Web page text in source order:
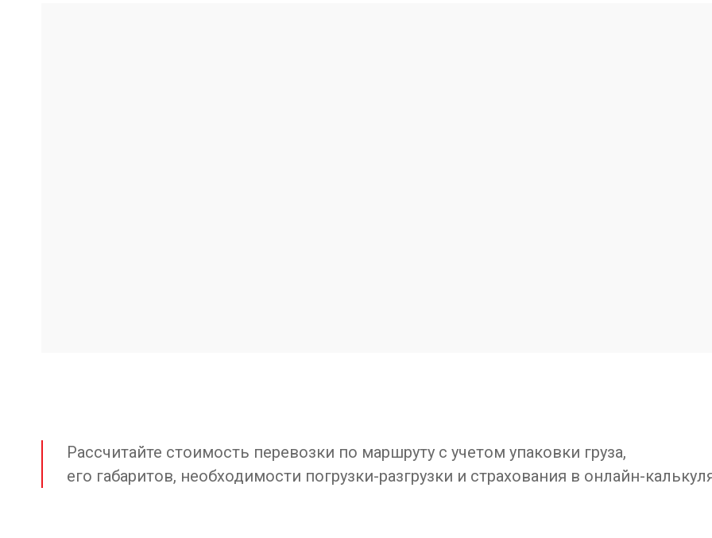
Рассчитайте стоимость перевозки по маршруту с учетом упаковки груза,
его габаритов, необходимости погрузки-разгрузки и страхования в онлайн-